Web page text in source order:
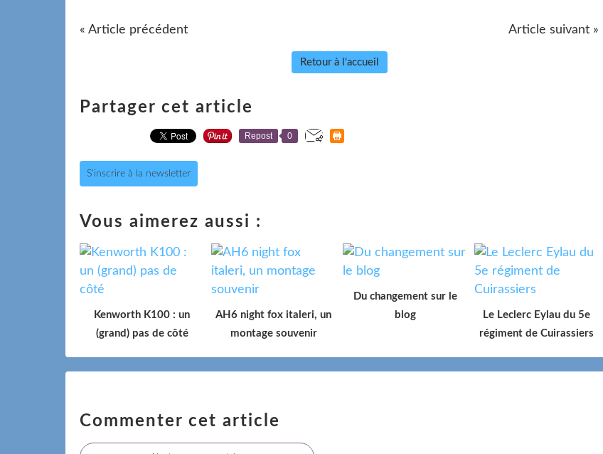
« Article précédent Article suivant »
Retour à l'accueil
Partager cet article
Repost 0
S'inscrire à la newsletter
Vous aimerez aussi :
Kenworth K100 : un
(grand) pas de côté
AH6 night fox italeri, un
montage souvenir
Du changement sur le
blog
Le Leclerc Eylau du 5e
régiment de Cuirassiers
Commenter cet article